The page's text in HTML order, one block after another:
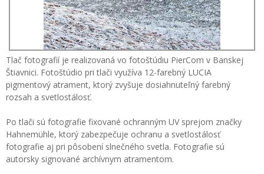
Tlač fotografií je realizovaná vo fotoštúdiu PierCom v Banskej
Štiavnici. Fotoštúdio pri tlači využíva 12-farebný LUCIA
pigmentový atrament, ktorý zvyšuje dosiahnuteľný farebný
rozsah a svetlostálosť.
Po tlači sú fotografie fixované ochranným UV sprejom značky
Hahnemühle, ktorý zabezpečuje ochranu a svetlostálosť
fotografie aj pri pôsobení slnečného svetla. Fotografie sú
autorsky signované archívnym atramentom.